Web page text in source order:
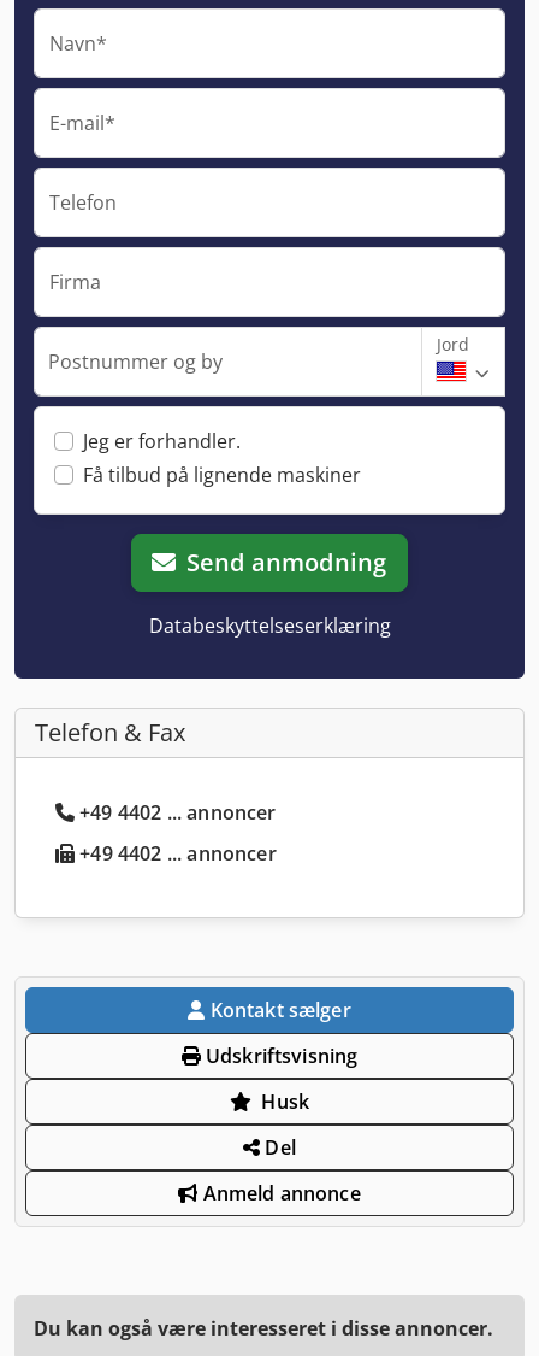
Navn*
E-mail*
Telefon
Firma
Postnummer og by
Jord
Jeg er forhandler.
Få tilbud på lignende maskiner
Send anmodning
Databeskyttelseserklæring
Telefon & Fax
+49 4402 ... annoncer
+49 4402 ... annoncer
Kontakt sælger
Udskriftsvisning
Husk
Del
Anmeld annonce
Du kan også være interesseret i disse annoncer.